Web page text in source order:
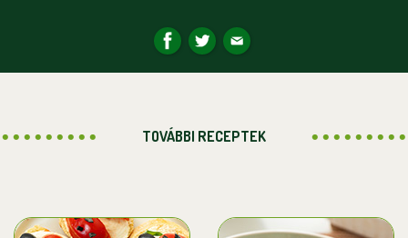
TOVÁBBI RECEPTEK